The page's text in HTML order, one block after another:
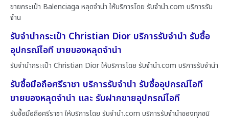
ขายกระเป๋า Balenciaga หลุดจำนำ ให้บริการโดย รับจํานํา.com บริการรับ
จำน
รับจำนำกระเป๋า Christian Dior บริการรับจำนำ รับซื้อ
อุปกรณ์ไอที ขายของหลุดจำนำ
รับจำนำกระเป๋า Christian Dior ให้บริการโดย รับจํานํา.com บริการรับจำนำ
รับซื้อมือถือศรีราชา บริการรับจำนำ รับซื้ออุปกรณ์ไอที
ขายของหลุดจำนำ และ รับฝากขายอุปกรณ์ไอที
รับซื้อมือถือศรีราชา ให้บริการโดย รับจํานํา.com บริการรับจำนำของทุกชนิ